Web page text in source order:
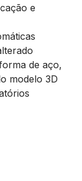
e
de aço,
modelo 3D